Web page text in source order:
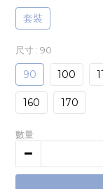
套裝
尺寸 : 90
90 100
160 170
數量